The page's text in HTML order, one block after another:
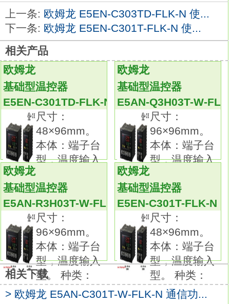
FLK-N使用说明书。
外形比旧商品小。
电源电压：DC5～12V。
输出形式：BCD。
输出代码：格雷2进E5EN-C301T-W-FLK-
NE3FA塑料外壳。
传感器类型：BGS型(背景抑制型)。
检测距离：200mm。
连接方式：M12接插件。
输出方式：PNP。E3Z-G61-S0SHW-E5按用途
选择有1光轴型和11光轴型
防止相互干扰功能、 EN标准规格
无需光轴调整的凹槽型光电传感器本体：插入
型，模拟输入型。
种类：控制输出1点型（电源AC100～240V
用）。
外壳颜色：黑色E5EN-C301T-W-FLK-N使用说
明书。
控制输出：电流输出。
控制模式：标准或加热冷却。
辅助输出点数：2点。
上一条: 欧姆龙 E5EN-C303TD-FLK-N 使...
下一条: 欧姆龙 E5EN-C301T-FLK-N 使...
相关产品
欧姆龙
基础型温控器
E5EN-C301TD-FLK-N
尺寸：
48×96mm。
本体：端子台
型，温度输入
欧姆龙
基础型温控器
E5AN-Q3H03T-W-
尺寸：
96×96mm。
本体：端子台
型，温度输入
欧姆龙
基础型温控器
E5AN-R3H03T-W-FLK-N
尺寸：
96×96mm。
本体：端子台
型，温度输入
型。 种类：
欧姆龙
基础型温控器
E5EN-C301T-FLK-N
尺寸：
48×96mm。
本体：端子台
型，温度输入
型。 种类：
相关下载
> 欧姆龙 E5AN-C301T-W-FLK-N 通信功...